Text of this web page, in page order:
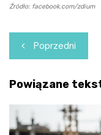
Źródło: facebook.com/zdium
Nawigacja
wpisu
Poprzedni
Powiązane